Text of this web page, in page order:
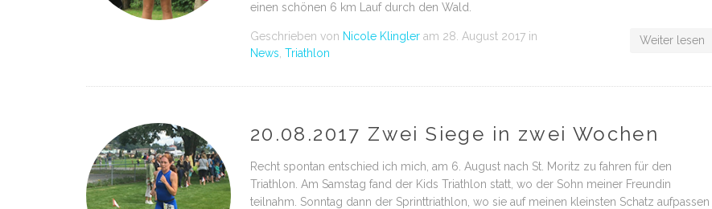
einen schönen 6 km Lauf durch den Wald.
Weiter lesen
Geschrieben von Nicole Klingleram 28. August 2017in
News Triathlon
20.08.2017 Zwei Siege in zwei Wochen
Recht spontan entschied ich mich, am 6. August nach St. Moritz zu fahren für den
Triathlon. Am Samstag fand der Kids Triathlon statt, wo der Sohn meiner Freundin
teilnahm. Sonntag dann der Sprinttriathlon, wo sie auf meinen kleinsten Schatz aufpassen